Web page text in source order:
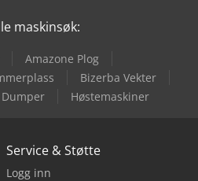
maskinsøk:
Amazone Plog
Bizerba Vekter
Høstemaskiner
Service & Støtte
Logg inn